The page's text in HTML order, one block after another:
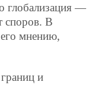
глобализация —
споров. В
мнению,
и